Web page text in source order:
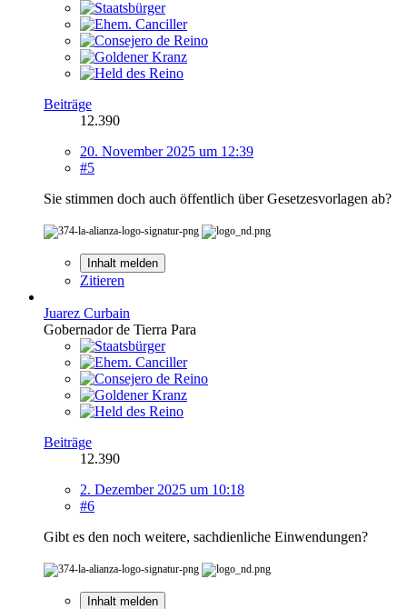
Beiträge
12.390
20. November 2025 um 12:39
#5
Sie stimmen doch auch öffentlich über Gesetzesvorlagen ab?
Inhalt melden
Zitieren
Juarez Curbain
Gobernador de Tierra Para
Beiträge
12.390
2. Dezember 2025 um 10:18
#6
Gibt es den noch weitere, sachdienliche Einwendungen?
Inhalt melden